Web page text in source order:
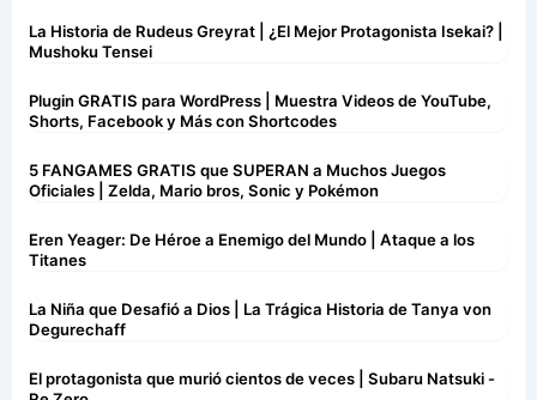
La Historia de Rudeus Greyrat | ¿El Mejor Protagonista Isekai? |
Mushoku Tensei
Plugin GRATIS para WordPress | Muestra Videos de YouTube,
Shorts, Facebook y Más con Shortcodes
5 FANGAMES GRATIS que SUPERAN a Muchos Juegos
Oficiales | Zelda, Mario bros, Sonic y Pokémon
Eren Yeager: De Héroe a Enemigo del Mundo | Ataque a los
Titanes
La Niña que Desafió a Dios | La Trágica Historia de Tanya von
Degurechaff
El protagonista que murió cientos de veces | Subaru Natsuki -